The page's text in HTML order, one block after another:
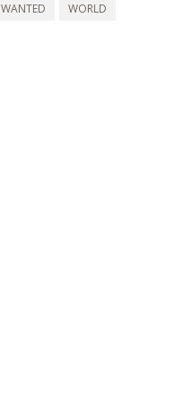
WANTED WORLD